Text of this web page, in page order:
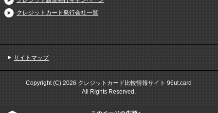
クレジットカード発行会社一覧
サイトマップ
Copyright (C) 2026 クレジットカード比較情報サイト 96ut.card
All Rights Reserved.